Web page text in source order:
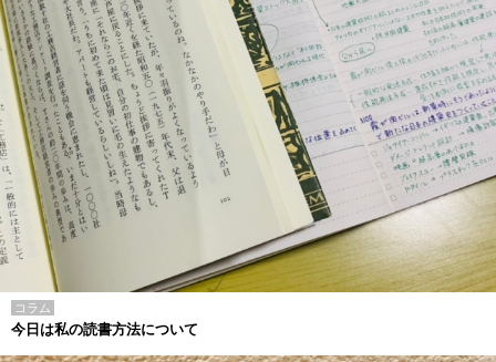
コラム
今日は私の読書方法について